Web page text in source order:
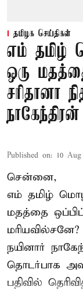
தமிழக செய்திகள்
எம் தமிழ்
ஒரு
சரிதானா
நாகேந்திரன்
Published on: 10
சென்னை,
எம் தமிழ்
மதத்தை
நயினார்
தொடர்பாக
பதிவில்